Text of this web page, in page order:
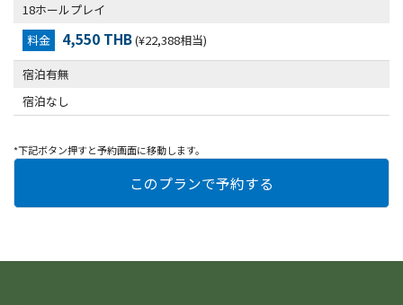
18ホールプレイ
料金
4,550 THB(¥22,388相当)
宿泊有無
宿泊なし
*下記ボタン押すと予約画面に移動します。